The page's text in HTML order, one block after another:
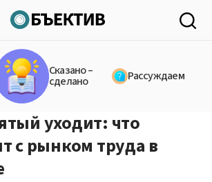
Сказано –
сделано Рассуждаем
уходит: что
с рынком труда в